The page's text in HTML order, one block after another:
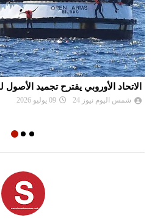
الاتحاد الأوروبي يقترح تجميد
شمس اليوم نيوز 24 09 يوليو 2026